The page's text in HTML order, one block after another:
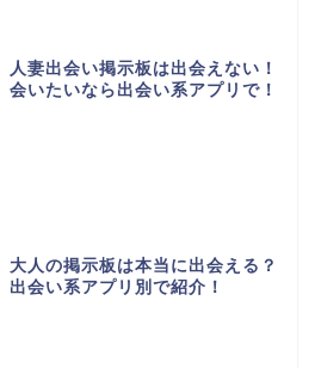
人妻出会い掲示板は出会えない！
会いたいなら出会い系アプリで！
大人の掲示板は本当に出会える？
出会い系アプリ別で紹介！